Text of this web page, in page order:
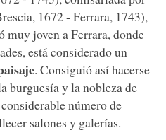
1672 - Ferrara, 1743),
muy joven a Ferrara, donde
está considerado un
. Consiguió así hacerse
burguesía y la nobleza de
número de
salones y galerías.